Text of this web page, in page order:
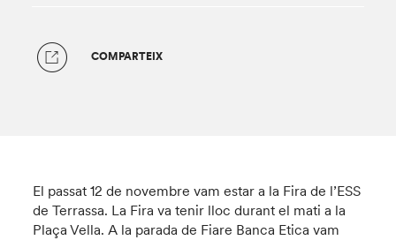
COMPARTEIX
El passat 12 de novembre vam estar a la Fira de l’ESS
de Terrassa. La Fira va tenir lloc durant el mati a la
Plaça Vella. A la parada de Fiare Banca Etica vam